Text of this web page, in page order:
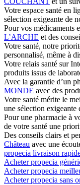
Votre espace santé en
sélection exigeante de
Pour vos médicaments
L’ARCHE et des
Votre santé, notre
personnalisé, même à
Votre relais santé sur
produits issus de
Avec la garantie d’un
MONDE avec des
Votre santé mérite le
une sélection exigeante
Pour une pharmacie à
de votre santé une
Des conseils clairs et
Château avec une
propecia livraison
Acheter propecia
Acheter propecia
Acheter propecia sans